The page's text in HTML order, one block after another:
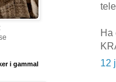
Ha
12
i gammal